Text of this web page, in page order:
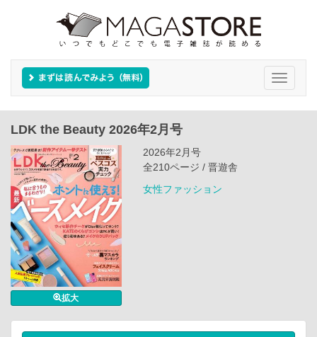
Toggle
LDK the Beauty 2026年2月号
拡大
2026年2月号
全210ページ / 晋遊舎
女性ファッション